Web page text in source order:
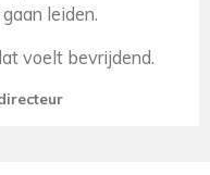
leiden.
voelt bevrijdend.